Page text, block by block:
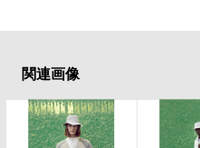
関連画像